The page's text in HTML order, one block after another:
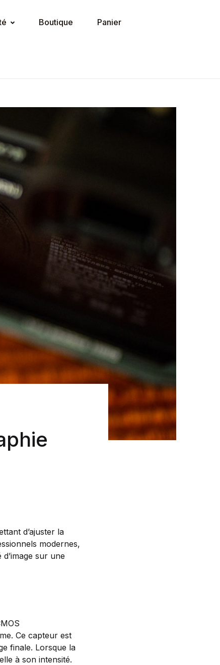
Boutique Panier
d’ajuster la
modernes,
sur une
Ce capteur est
finale. Lorsque la
à son intensité.